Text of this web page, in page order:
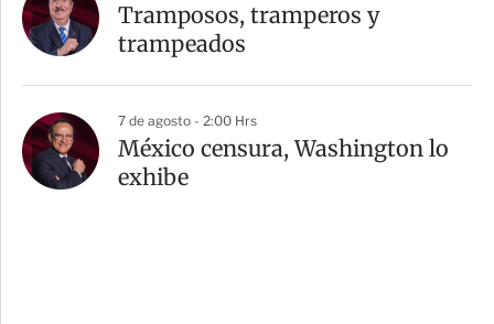
Tramposos, tramperos y
trampeados
7 de agosto - 2:00 Hrs
México censura, Washington lo
exhibe